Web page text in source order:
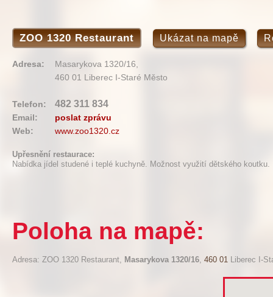
ZOO 1320 Restaurant Ukázat na mapě
Adresa:
Masarykova 1320/16,
460 01 Liberec I-Staré Město
Telefon: 482 311 834
Email:
poslat zprávu
Web:
www.zoo1320.cz
Upřesnění restaurace:
Nabídka jídel studené i teplé kuchyně. Možnost využití dětského koutku.
Poloha na mapě:
Adresa: ZOO 1320 Restaurant, Masarykova 1320/16, 460 01 Liberec I-